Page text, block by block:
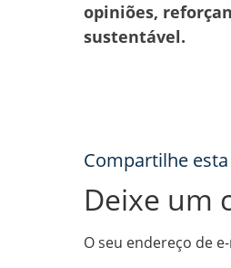
opiniões,
sustentável.
Compartilhe
Deixe um
O seu endereço de